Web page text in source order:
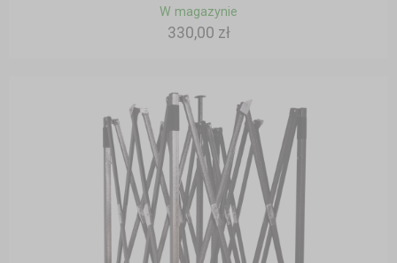
W magazynie
330,00 zł